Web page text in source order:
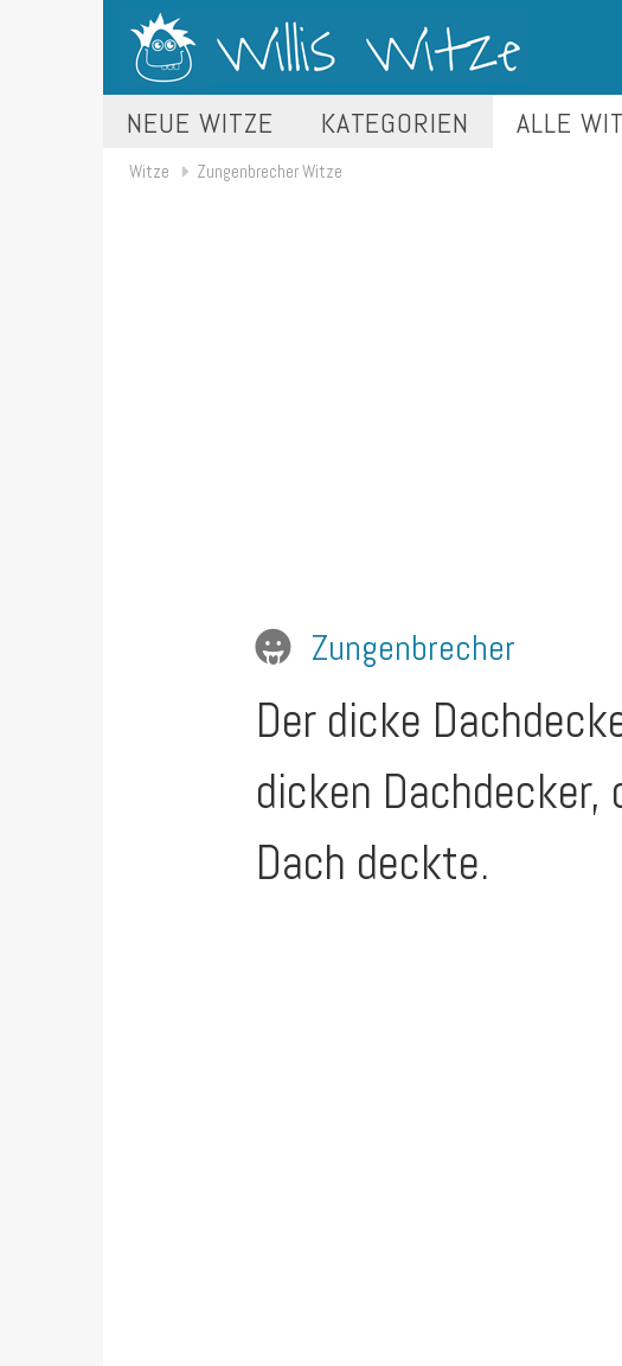
NEUE WITZE KATEGORIEN ALLE
Witze Zungenbrecher Witze
Zungenbrecher
Der dicke
dicken Dachdecker,
Dach deckte.